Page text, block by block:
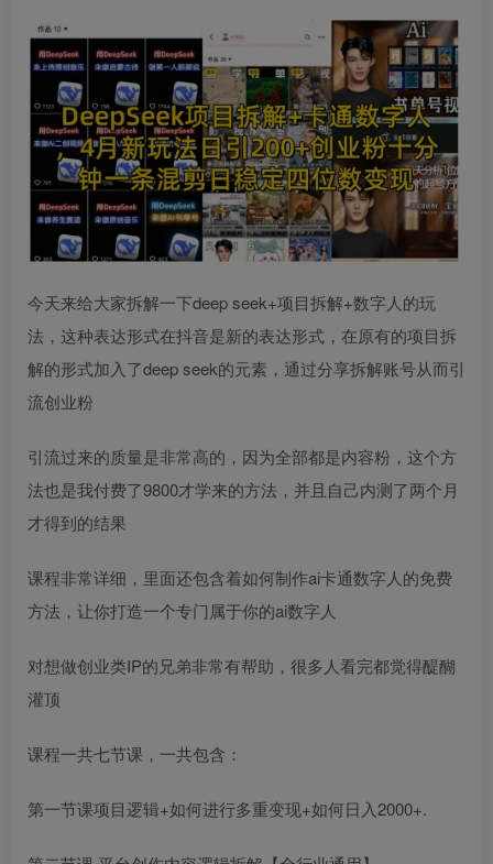
今天来给大家拆解一下deep seek+项目拆解+数字人的玩
法，这种表达形式在抖音是新的表达形式，在原有的项目拆
解的形式加入了deep seek的元素，通过分享拆解账号从而引
流创业粉
引流过来的质量是非常高的，因为全部都是内容粉，这个方
法也是我付费了9800才学来的方法，并且自己内测了两个月
才得到的结果
课程非常详细，里面还包含着如何制作ai卡通数字人的免费
方法，让你打造一个专门属于你的ai数字人
对想做创业类IP的兄弟非常有帮助，很多人看完都觉得醍醐
灌顶
课程一共七节课，一共包含：
第一节课项目逻辑+如何进行多重变现+如何日入2000+.